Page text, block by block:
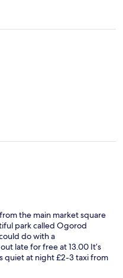
the main market square
park called Ogorod
do with a
late for free at 13.00 It’s
quiet at night £2-3 taxi from
but nothing special